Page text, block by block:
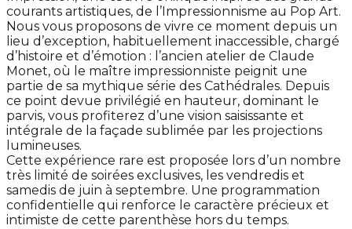
courants artistiques, de l’Impressionnisme au Pop Art.
Nous vous proposons de vivre ce moment depuis un
lieu d’exception, habituellement inaccessible, chargé
d’histoire et d’émotion : l’ancien atelier de Claude
Monet, où le maître impressionniste peignit une
partie de sa mythique série des Cathédrales. Depuis
ce point devue privilégié en hauteur, dominant le
parvis, vous profiterez d’une vision saisissante et
intégrale de la façade sublimée par les projections
lumineuses.
Cette expérience rare est proposée lors d’un nombre
très limité de soirées exclusives, les vendredis et
samedis de juin à septembre. Une programmation
confidentielle qui renforce le caractère précieux et
intimiste de cette parenthèse hors du temps.